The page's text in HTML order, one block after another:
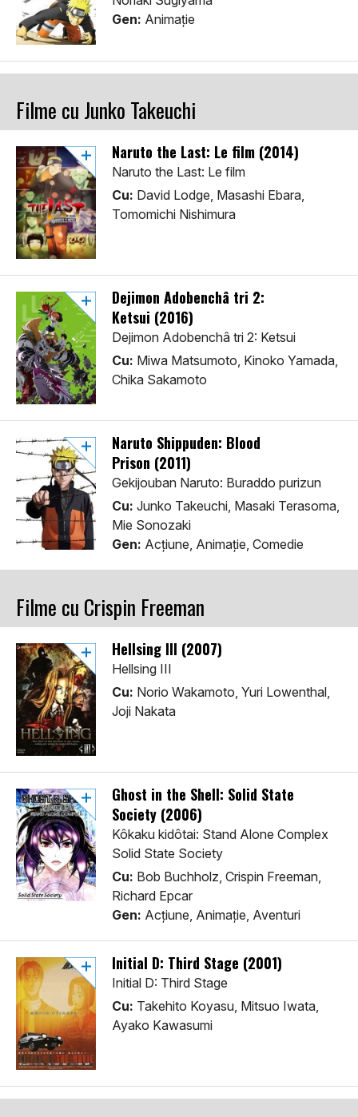
Gen: Animaţie
Filme cu Junko Takeuchi
Naruto the Last: Le film (2014)
Naruto the Last: Le film
Cu: David Lodge, Masashi Ebara,
Tomomichi Nishimura
Dejimon Adobenchâ tri 2:
Ketsui (2016)
Dejimon Adobenchâ tri 2: Ketsui
Cu: Miwa Matsumoto, Kinoko Yamada,
Chika Sakamoto
Naruto Shippuden: Blood
Prison (2011)
Gekijouban Naruto: Buraddo purizun
Cu: Junko Takeuchi, Masaki Terasoma,
Mie Sonozaki
Gen: Acţiune, Animaţie, Comedie
Filme cu Crispin Freeman
Hellsing III (2007)
Hellsing III
Cu: Norio Wakamoto, Yuri Lowenthal,
Joji Nakata
Ghost in the Shell: Solid State
Society (2006)
Kôkaku kidôtai: Stand Alone Complex
Solid State Society
Cu: Bob Buchholz, Crispin Freeman,
Richard Epcar
Gen: Acţiune, Animaţie, Aventuri
Initial D: Third Stage (2001)
Initial D: Third Stage
Cu: Takehito Koyasu, Mitsuo Iwata,
Ayako Kawasumi